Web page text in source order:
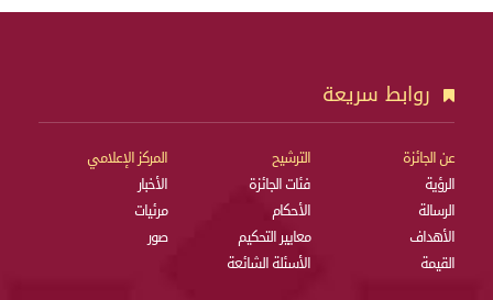
روابط سريعة
عن الجائزة
الرؤية
الرسالة
الأهداف
القيمة
الترشيح
فئات الجائزة
الأحكام
معايير التحكيم
الأسئلة الشائعة
المركز الإعلامي
الأخبار
مرئيات
صور